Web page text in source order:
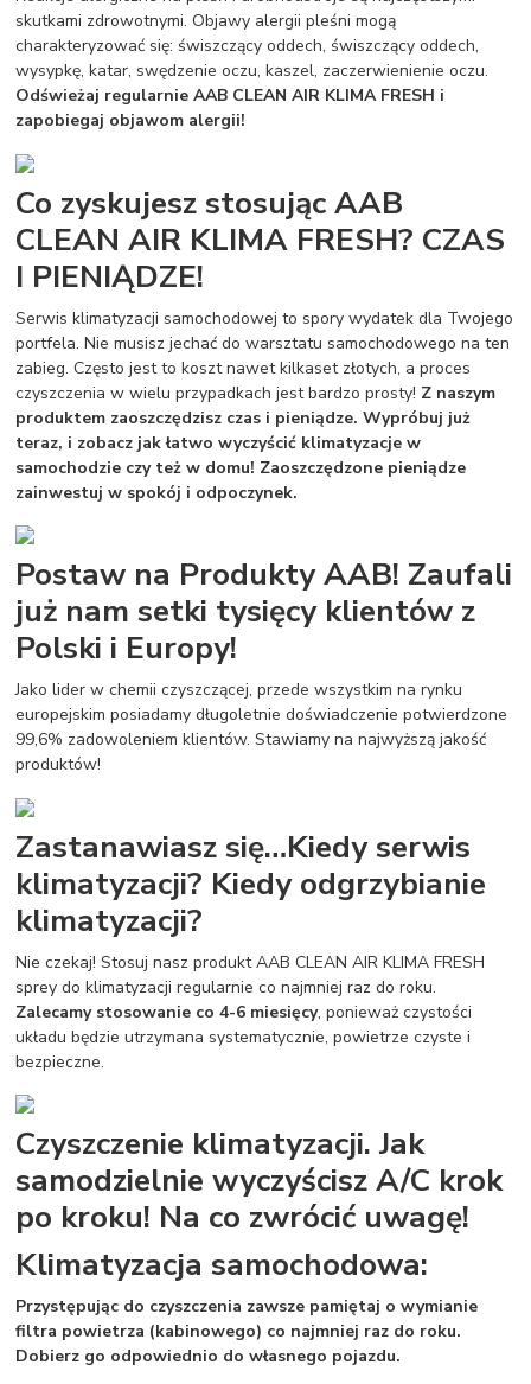
skutkami zdrowotnymi. Objawy alergii pleśni mogą
charakteryzować się: świszczący oddech, świszczący oddech,
wysypkę, katar, swędzenie oczu, kaszel, zaczerwienienie oczu.
Odświeżaj regularnie AAB CLEAN AIR KLIMA FRESH i
zapobiegaj objawom alergii!
Co zyskujesz stosując AAB
CLEAN AIR KLIMA FRESH? CZAS
I PIENIĄDZE!
Serwis klimatyzacji samochodowej to spory wydatek dla Twojego
portfela. Nie musisz jechać do warsztatu samochodowego na ten
zabieg. Często jest to koszt nawet kilkaset złotych, a proces
czyszczenia w wielu przypadkach jest bardzo prosty! Z naszym
produktem zaoszczędzisz czas i pieniądze. Wypróbuj już
teraz, i zobacz jak łatwo wyczyścić klimatyzacje w
samochodzie czy też w domu! Zaoszczędzone pieniądze
zainwestuj w spokój i odpoczynek.
Postaw na Produkty AAB! Zaufali
już nam setki tysięcy klientów z
Polski i Europy!
Jako lider w chemii czyszczącej, przede wszystkim na rynku
europejskim posiadamy długoletnie doświadczenie potwierdzone
99,6% zadowoleniem klientów. Stawiamy na najwyższą jakość
produktów!
Zastanawiasz się…Kiedy serwis
klimatyzacji? Kiedy odgrzybianie
klimatyzacji?
Nie czekaj! Stosuj nasz produkt AAB CLEAN AIR KLIMA FRESH
sprey do klimatyzacji regularnie co najmniej raz do roku.
Zalecamy stosowanie co 4-6 miesięcy, ponieważ czystości
układu będzie utrzymana systematycznie, powietrze czyste i
bezpieczne.
Czyszczenie klimatyzacji. Jak
samodzielnie wyczyścisz A/C krok
po kroku! Na co zwrócić uwagę!
Klimatyzacja samochodowa:
Przystępując do czyszczenia zawsze pamiętaj o wymianie
filtra powietrza (kabinowego) co najmniej raz do roku.
Dobierz go odpowiednio do własnego pojazdu.